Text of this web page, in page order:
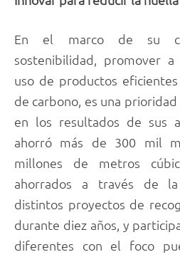
En el marco de su
sostenibilidad, promover
uso de productos
de carbono, es una
en los resultados de sus
ahorró más de 300 mil
millones de metros
ahorrados a través de
distintos proyectos de
durante diez años, y
diferentes con el foco